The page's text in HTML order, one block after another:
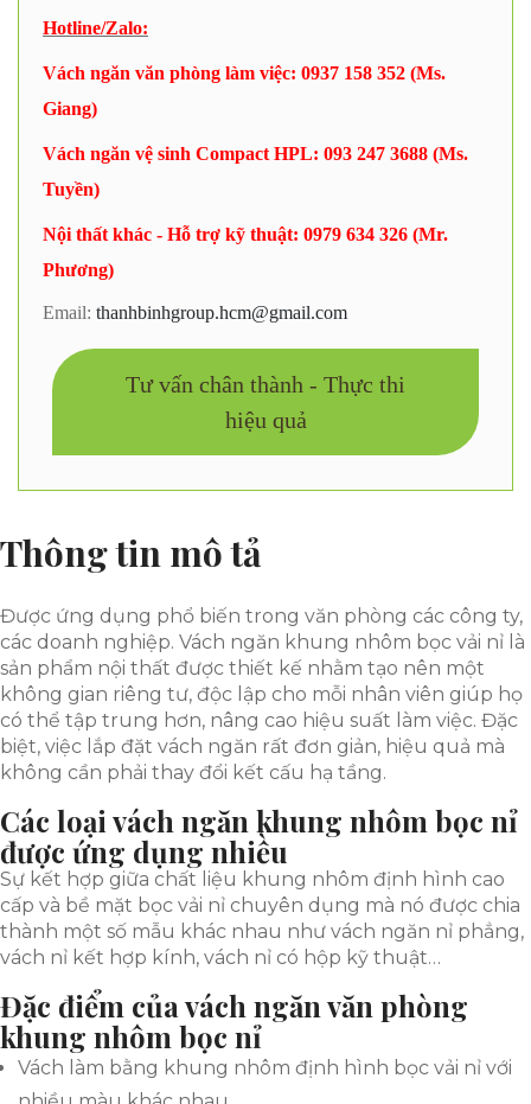
Hotline/Zalo:
Vách ngăn văn phòng làm việc: 0937 158 352 (Ms.
Giang)
Vách ngăn vệ sinh Compact HPL: 093 247 3688 (Ms.
Tuyền)
Nội thất khác - Hỗ trợ kỹ thuật: 0979 634 326 (Mr.
Phương)
Email: thanhbinhgroup.hcm@gmail.com
Tư vấn chân thành - Thực thi
hiệu quả
Thông tin mô tả
Được ứng dụng phổ biến trong văn phòng các công ty,
các doanh nghiệp. Vách ngăn khung nhôm bọc vải nỉ là
sản phẩm nội thất được thiết kế nhằm tạo nên một
không gian riêng tư, độc lập cho mỗi nhân viên giúp họ
có thể tập trung hơn, nâng cao hiệu suất làm việc. Đặc
biệt, việc lắp đặt vách ngăn rất đơn giản, hiệu quả mà
không cần phải thay đổi kết cấu hạ tầng.
Các loại vách ngăn khung nhôm bọc nỉ
được ứng dụng nhiều
Sự kết hợp giữa chất liệu khung nhôm định hình cao
cấp và bề mặt bọc vải nỉ chuyên dụng mà nó được chia
thành một số mẫu khác nhau như vách ngăn nỉ phẳng,
vách nỉ kết hợp kính, vách nỉ có hộp kỹ thuật…
Đặc điểm của vách ngăn văn phòng
khung nhôm bọc nỉ
Vách làm bằng khung nhôm định hình bọc vải nỉ với